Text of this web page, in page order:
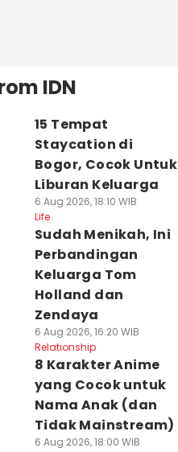
IDN
15 Tempat
Staycation di
Bogor, Cocok Untuk
Liburan Keluarga
6 Aug 2026, 18:10 WIB
Life
Sudah Menikah, Ini
Perbandingan
Keluarga Tom
Holland dan
Zendaya
6 Aug 2026, 16:20 WIB
Relationship
8 Karakter Anime
yang Cocok untuk
Nama Anak (dan
Tidak Mainstream)
6 Aug 2026, 18:00 WIB